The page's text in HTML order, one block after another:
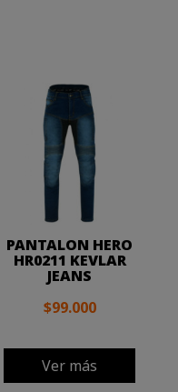
PANTALON HERO
HR0211 KEVLAR
JEANS
$99.000
Ver más